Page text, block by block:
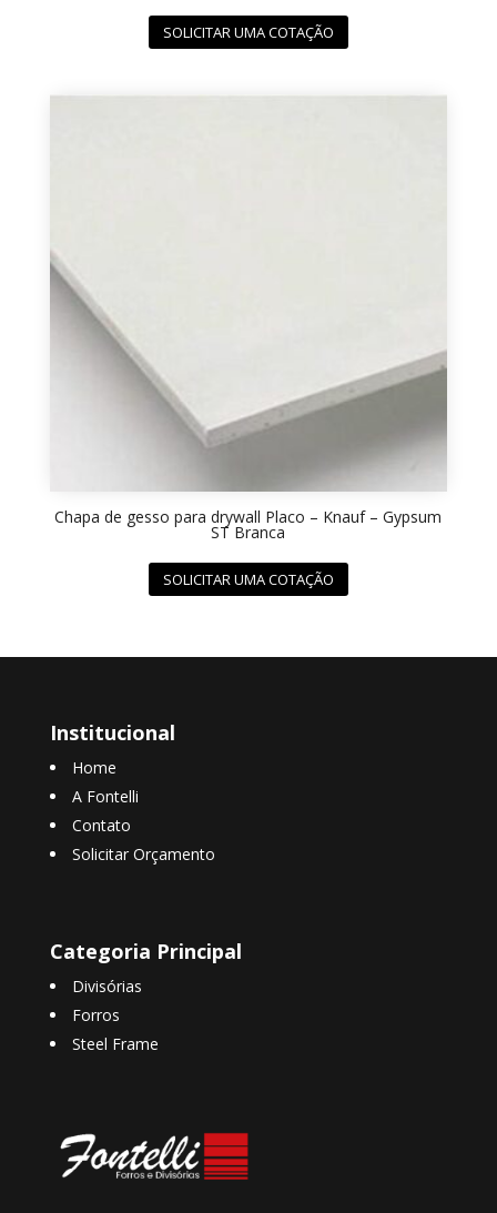
SOLICITAR UMA COTAÇÃO
Chapa de gesso para drywall Placo – Knauf – Gypsum
ST Branca
SOLICITAR UMA COTAÇÃO
Institucional
Home
A Fontelli
Contato
Solicitar Orçamento
Categoria Principal
Divisórias
Forros
Steel Frame